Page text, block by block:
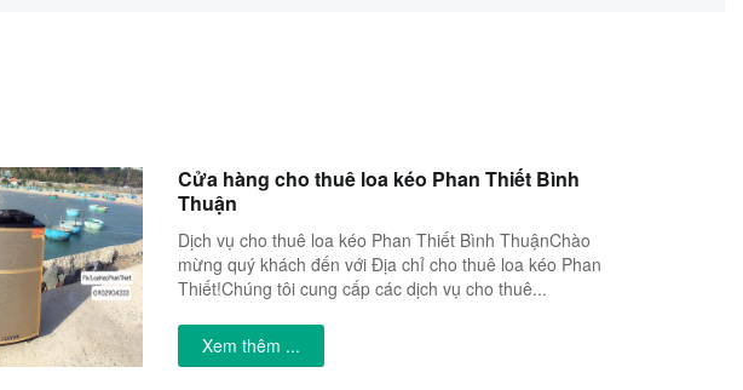
Cửa hàng cho thuê loa kéo Phan Thiết Bình
Thuận
Dịch vụ cho thuê loa kéo Phan Thiết Bình ThuậnChào
mừng quý khách đến với Địa chỉ cho thuê loa kéo Phan
Thiết!Chúng tôi cung cấp các dịch vụ cho thuê...
Xem thêm ...